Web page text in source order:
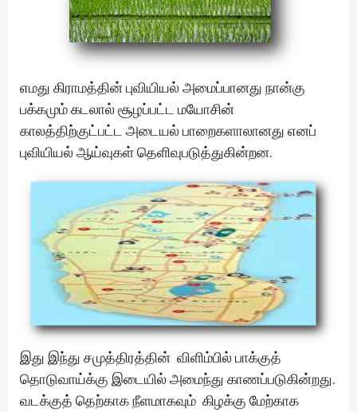
எமது கிராமத்தின் புவியியல் அமைப்பானது நான்கு
பக்கமும் கடலால் சூழப்பட்ட மயோசின்
காலத்திற்குட்பட்ட அடையல் பாறைகளாலானது எனப்
புவியியல் ஆய்வுகள் தெளிவுபடுத்துகின்றன.
இது இந்து சமுத்திரத்தின் விளிம்பில் பாக்குத்
தொடுவாய்க்கு இடையில் அமைந்து காணப்படுகின்றது.
வடக்குத் தெற்காக நீளமாகவும் கிழக்கு மேற்காக